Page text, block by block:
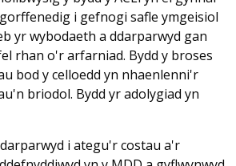
i gefnogi safle ymgeisiol
yr wybodaeth a ddarparwyd gan
rhan o'r arfarniad. Bydd y broses
bod y celloedd yn nhaenlenni'r
briodol. Bydd yr adolygiad yn
i ategu'r costau a'r